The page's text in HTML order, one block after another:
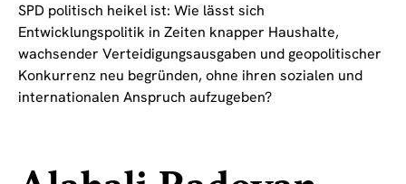
SPD politisch heikel ist: Wie lässt sich
Entwicklungspolitik in Zeiten knapper Haushalte,
wachsender Verteidigungsausgaben und geopolitischer
Konkurrenz neu begründen, ohne ihren sozialen und
internationalen Anspruch aufzugeben?